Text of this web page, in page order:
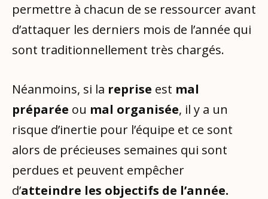
permettre à chacun de se ressourcer avant
d’attaquer les derniers mois de l’année qui
sont traditionnellement très chargés.
Néanmoins, si la reprise est mal
préparée ou mal organisée, il y a un
risque d’inertie pour l’équipe et ce sont
alors de précieuses semaines qui sont
perdues et peuvent empêcher
d’atteindre les objectifs de l’année.